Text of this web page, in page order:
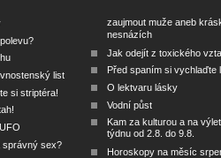
list
si striptéra!
správný sex?
zaujmout muže aneb
nesnázích
Jak odejít z toxického
Před spaním si vychlaďte
O lektvaru lásky
Vodní půst
Kam za kulturou a na
týdnu od 2.8. do 9.8.
Horoskopy na měsíc